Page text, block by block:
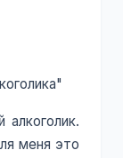
алкоголик.
меня это